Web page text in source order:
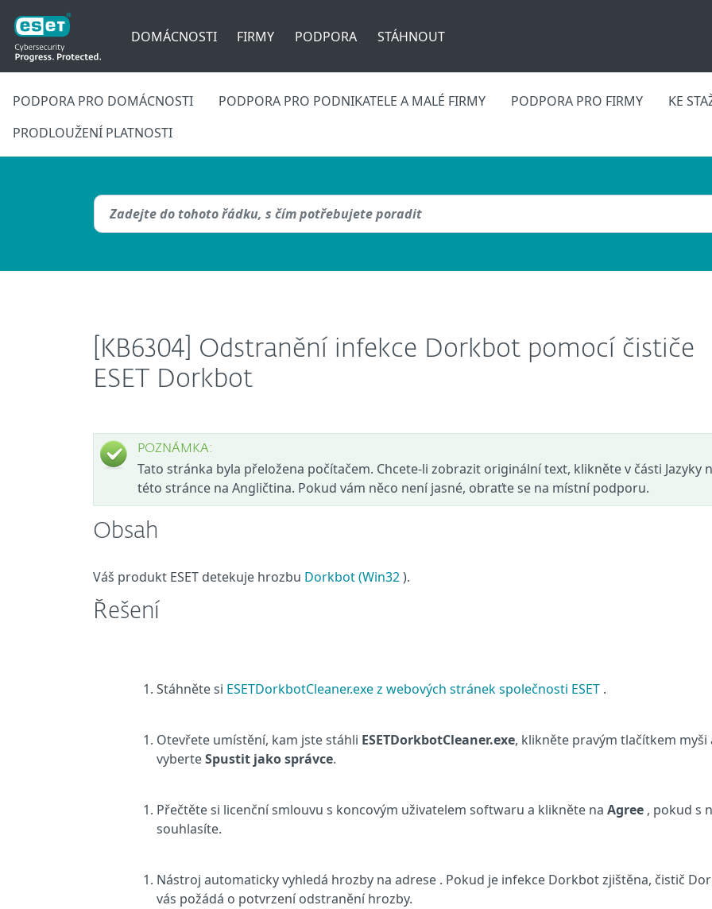
DOMÁCNOSTI FIRMY PODPORA STÁHNOUT
PODPORA PRO DOMÁCNOSTI PODPORA PRO PODNIKATELE A MALÉ FIRMY PODPORA PRO FIRMY
KE
PRODLOUŽENÍ PLATNOSTI
[KB6304] Odstranění infekce Dorkbot pomocí čističe
ESET Dorkbot
POZNÁMKA:
Tato stránka byla přeložena počítačem. Chcete-li zobrazit originální text, klikněte v části Jazyky
této stránce na Angličtina. Pokud vám něco není jasné, obraťte se na místní podporu.
Obsah
Váš produkt ESET detekuje hrozbu Dorkbot (Win32).
Řešení
Stáhněte si ESETDorkbotCleaner.exe z webových stránek společnosti ESET .
Otevřete umístění, kam jste stáhli ESETDorkbotCleaner.exe, klikněte pravým tlačítkem myši
vyberteSpustit jako správce.
Přečtěte si licenční smlouvu s koncovým uživatelem softwaru a klikněte na Agree , pokud s
souhlasíte.
Nástroj automaticky vyhledá hrozby na adrese . Pokud je infekce Dorkbot zjištěna, čistič
vás požádá o potvrzení odstranění hrozby.